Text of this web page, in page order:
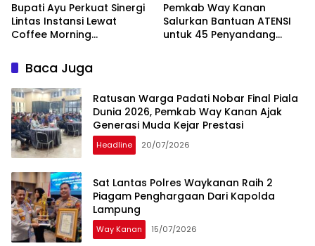
Bupati Ayu Perkuat Sinergi
Lintas Instansi Lewat
Coffee Morning
Pemkab Way Kanan
Salurkan Bantuan ATENSI
untuk 45 Penyandang
Baca Juga
Ratusan Warga Padati Nobar Final Piala
Dunia 2026, Pemkab Way Kanan Ajak
Generasi Muda Kejar Prestasi
Headline 20/07/2026
Sat Lantas Polres Waykanan Raih 2
Piagam Penghargaan Dari Kapolda
Lampung
Way Kanan 15/07/2026